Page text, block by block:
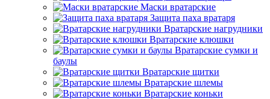
Маски вратарские
Защита паха вратаря
Вратарские нагрудники
Вратарские клюшки
Вратарские сумки и
баулы
Вратарские щитки
Вратарские шлемы
Вратарские коньки